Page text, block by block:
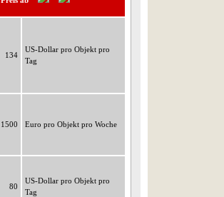
134
US-Dollar pro Objekt pro
Tag
1500 Euro pro Objekt pro Woche
80
US-Dollar pro Objekt pro
Tag